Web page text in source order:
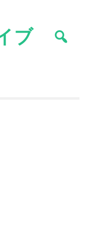
ブ